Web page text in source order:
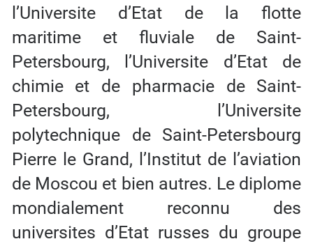
l’Universite d’Etat de la flotte
maritime et fluviale de Saint-
Petersbourg, l’Universite d’Etat de
chimie et de pharmacie de Saint-
Petersbourg, l’Universite
polytechnique de Saint-Petersbourg
Pierre le Grand, l’Institut de l’aviation
de Moscou et bien autres. Le diplome
mondialement reconnu des
universites d’Etat russes du groupe